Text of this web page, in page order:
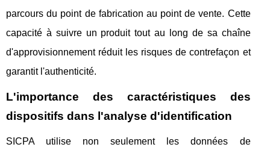
parcours du point de fabrication au point de vente. Cette
capacité à suivre un produit tout au long de sa chaîne
d'approvisionnement réduit les risques de contrefaçon et
garantit l'authenticité.
L'importance des caractéristiques des
dispositifs dans l'analyse d'identification
SICPA utilise non seulement les données de